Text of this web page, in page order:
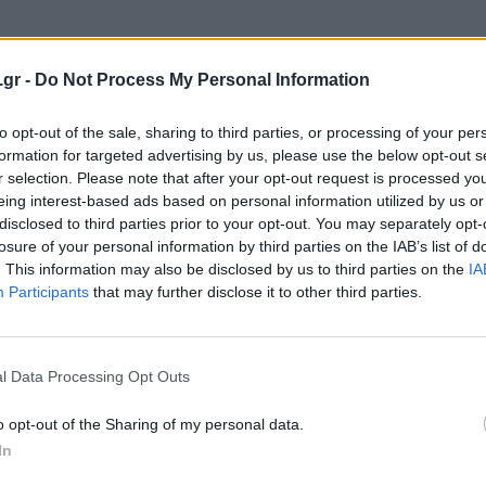
- Do Not Process My Personal Information
opt-out of the sale, sharing to third parties, or processing of your
for targeted advertising by us, please use the below opt-out
selection. Please note that after your opt-out request is processed
interest-based ads based on personal information utilized by us
to third parties prior to your opt-out. You may separately
of your personal information by third parties on the IAB’s list of
This information may also be disclosed by us to third parties on the
Participants that may further disclose it to other third parties.
Data Processing Opt Outs
opt-out of the Sharing of my personal data.
κλειδαριές
σε πόρτες και
φιλικά συστήματα ασφαλείας, όπλα,
γάντζος, τόσο ως meleeόπλο, όσο
(οι οποίες δεν έχουν ακριβώς λόγο
αλλά έτσι κι αλλιώς έχει